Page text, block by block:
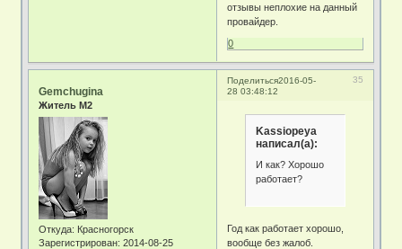
отзывы неплохие на данный
провайдер.
0
Поделиться 35
2016-05-
28 03:48:12
Gemchugina
Житель М2
Откуда: Красногорск
Зарегистрирован: 2014-08-25
Kassiopeya
написал(а):
И как? Хорошо
работает?
Год как работает хорошо,
вообще без жалоб.